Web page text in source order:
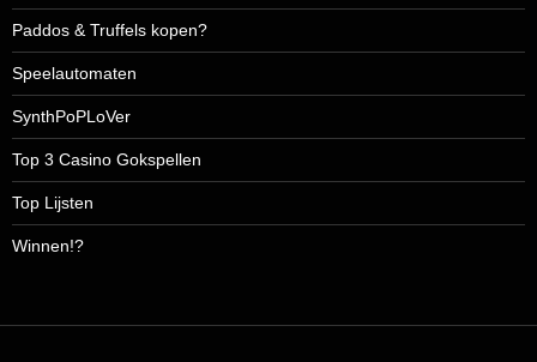
Paddos & Truffels kopen?
Speelautomaten
SynthPoPLoVer
Top 3 Casino Gokspellen
Top Lijsten
Winnen!?